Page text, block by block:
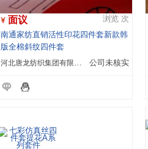
面议 浏览 次
南通家纺直销活性印花四件套新款韩
版全棉斜纹四件套
河北唐龙纺织集团有限公司 公司未核实